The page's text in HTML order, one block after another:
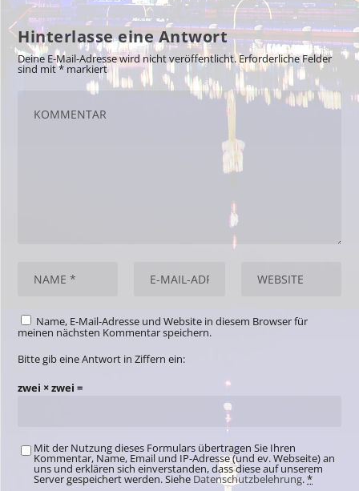
Hinterlasse eine Antwort
Deine E-Mail-Adresse wird nicht veröffentlicht.Erforderliche Felder
sind mit* markiert
Name, E-Mail-Adresse und Website in diesem Browser für
meinen nächsten Kommentar speichern.
Bitte gib eine Antwort in Ziffern ein:
zwei × zwei =
Mit der Nutzung dieses Formulars übertragen Sie Ihren
Kommentar, Name, Email und IP-Adresse (und ev. Webseite) an
uns und erklären sich einverstanden, dass diese auf unserem
Server gespeichert werden. Siehe Datenschutzbelehrung.*